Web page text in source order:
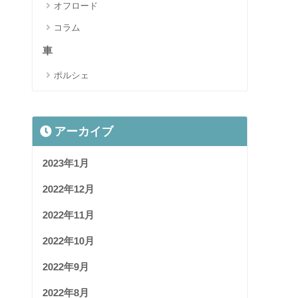
オフロード
コラム
車
ポルシェ
アーカイブ
2023年1月
2022年12月
2022年11月
2022年10月
2022年9月
2022年8月